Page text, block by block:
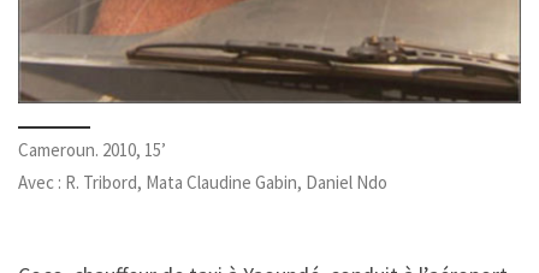
Cameroun. 2010, 15’
Avec : R. Tribord, Mata Claudine Gabin, Daniel Ndo